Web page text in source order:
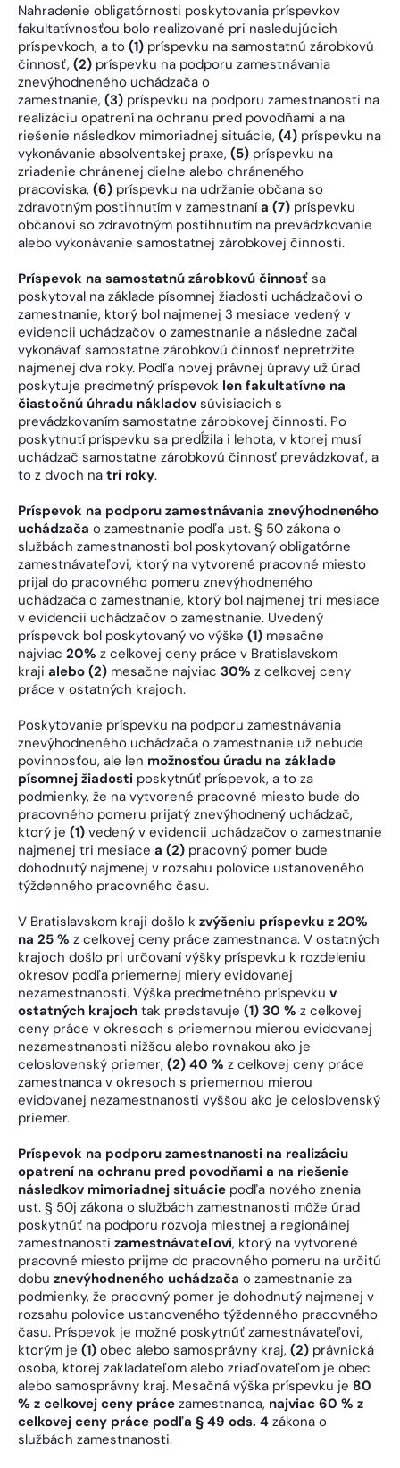
Nahradenie obligatórnosti poskytovania príspevkov
fakultatívnosťou bolo realizované pri nasledujúcich
príspevkoch, a to (1) príspevku na samostatnú zárobkovú
činnosť, (2) príspevku na podporu zamestnávania
znevýhodneného uchádzača o
zamestnanie, (3) príspevku na podporu zamestnanosti na
realizáciu opatrení na ochranu pred povodňami a na
riešenie následkov mimoriadnej situácie, (4) príspevku na
vykonávanie absolventskej praxe, (5) príspevku na
zriadenie chránenej dielne alebo chráneného
pracoviska, (6) príspevku na udržanie občana so
zdravotným postihnutím v zamestnanía (7) príspevku
občanovi so zdravotným postihnutím na prevádzkovanie
alebo vykonávanie samostatnej zárobkovej činnosti.
Príspevok na samostatnú zárobkovú činnosť sa
poskytoval na základe písomnej žiadosti uchádzačovi o
zamestnanie, ktorý bol najmenej 3 mesiace vedený v
evidencii uchádzačov o zamestnanie a následne začal
vykonávať samostatne zárobkovú činnosť nepretržite
najmenej dva roky. Podľa novej právnej úpravy už úrad
poskytuje predmetný príspevok len fakultatívne na
čiastočnú úhradu nákladov súvisiacich s
prevádzkovaním samostatne zárobkovej činnosti. Po
poskytnutí príspevku sa predĺžila i lehota, v ktorej musí
uchádzač samostatne zárobkovú činnosť prevádzkovať, a
to z dvoch na tri roky.
Príspevok na podporu zamestnávania znevýhodneného
uchádzača o zamestnanie podľa ust. § 50 zákona o
službách zamestnanosti bol poskytovaný obligatórne
zamestnávateľovi, ktorý na vytvorené pracovné miesto
prijal do pracovného pomeru znevýhodneného
uchádzača o zamestnanie, ktorý bol najmenej tri mesiace
v evidencii uchádzačov o zamestnanie. Uvedený
príspevok bol poskytovaný vo výške (1) mesačne
najviac 20% z celkovej ceny práce v Bratislavskom
kraji alebo (2) mesačne najviac 30% z celkovej ceny
práce v ostatných krajoch.
Poskytovanie príspevku na podporu zamestnávania
znevýhodneného uchádzača o zamestnanie už nebude
povinnosťou, ale len možnosťou úradu na základe
písomnej žiadosti poskytnúť príspevok, a to za
podmienky, že na vytvorené pracovné miesto bude do
pracovného pomeru prijatý znevýhodnený uchádzač,
ktorý je (1) vedený v evidencii uchádzačov o zamestnanie
najmenej tri mesiace a (2) pracovný pomer bude
dohodnutý najmenej v rozsahu polovice ustanoveného
týždenného pracovného času.
V Bratislavskom kraji došlo k zvýšeniu príspevku z 20%
na 25 % z celkovej ceny práce zamestnanca. V ostatných
krajoch došlo pri určovaní výšky príspevku k rozdeleniu
okresov podľa priemernej miery evidovanej
nezamestnanosti. Výška predmetného príspevku v
ostatných krajoch tak predstavuje (1) 30 % z celkovej
ceny práce v okresoch s priemernou mierou evidovanej
nezamestnanosti nižšou alebo rovnakou ako je
celoslovenský priemer, (2) 40 % z celkovej ceny práce
zamestnanca v okresoch s priemernou mierou
evidovanej nezamestnanosti vyššou ako je celoslovenský
priemer.
Príspevok na podporu zamestnanosti na realizáciu
opatrení na ochranu pred povodňami a na riešenie
následkov mimoriadnej situácie podľa nového znenia
ust. § 50j zákona o službách zamestnanosti môže úrad
poskytnúť na podporu rozvoja miestnej a regionálnej
zamestnanosti zamestnávateľovi, ktorý na vytvorené
pracovné miesto prijme do pracovného pomeru na určitú
dobu znevýhodneného uchádzača o zamestnanie za
podmienky, že pracovný pomer je dohodnutý najmenej v
rozsahu polovice ustanoveného týždenného pracovného
času. Príspevok je možné poskytnúť zamestnávateľovi,
ktorým je (1) obec alebo samosprávny kraj, (2) právnická
osoba, ktorej zakladateľom alebo zriaďovateľom je obec
alebo samosprávny kraj. Mesačná výška príspevku je 80
% z celkovej ceny práce zamestnanca, najviac 60 % z
celkovej ceny práce podľa § 49 ods. 4 zákona o
službách zamestnanosti.